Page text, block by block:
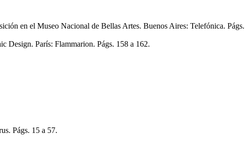
en el Museo Nacional de Bellas Artes. Buenos Aires: Telefónica. Págs.
Design. París: Flammarion. Págs. 158 a 162.
Págs. 15 a 57.